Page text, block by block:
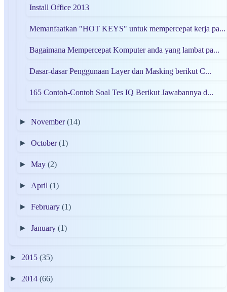
Install Office 2013
Memanfaatkan "HOT KEYS" untuk mempercepat kerja pa...
Bagaimana Mempercepat Komputer anda yang lambat pa...
Dasar-dasar Penggunaan Layer dan Masking berikut C...
165 Contoh-Contoh Soal Tes IQ Berikut Jawabannya d...
►November(14)
►October(1)
►May(2)
► April(1)
►February(1)
►January(1)
► 2015 (35)
► 2014 (66)